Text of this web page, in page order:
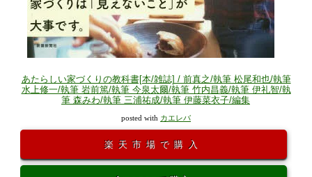
あたらしい家づくりの教科書[本/雑誌] / 前真之/執筆 松尾和也/執筆
水上修一/執筆 岩前篤/執筆 今泉太爾/執筆 竹内昌義/執筆 伊礼智/執
筆 森みわ/執筆 三浦祐成/執筆 伊藤菜衣子/編集
posted with カエレバ
楽天市場で購入